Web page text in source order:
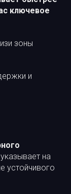
ключевое
зоны
и
на
устойчивого